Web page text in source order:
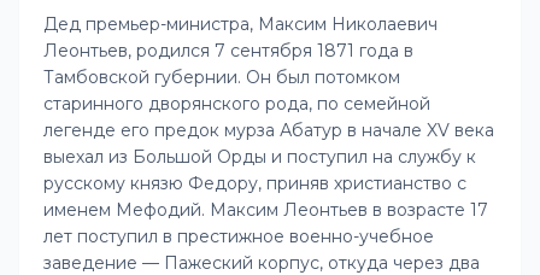
Дед премьер-министра, Максим Николаевич
Леонтьев, родился 7 сентября 1871 года в
Тамбовской губернии. Он был потомком
старинного дворянского рода, по семейной
легенде его предок мурза Абатур в начале XV века
выехал из Большой Орды и поступил на службу к
русскому князю Федору, приняв христианство с
именем Мефодий. Максим Леонтьев в возрасте 17
лет поступил в престижное военно-учебное
заведение — Пажеский корпус, откуда через два